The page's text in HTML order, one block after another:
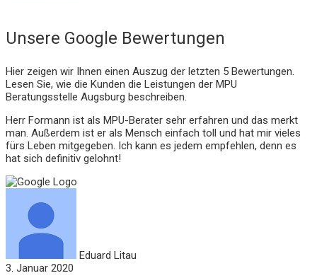
Unsere Google Bewertungen
Hier zeigen wir Ihnen einen Auszug der letzten 5 Bewertungen.
Lesen Sie, wie die Kunden die Leistungen der MPU
Beratungsstelle Augsburg beschreiben.
Herr Formann ist als MPU-Berater sehr erfahren und das merkt
man. Außerdem ist er als Mensch einfach toll und hat mir vieles
fürs Leben mitgegeben. Ich kann es jedem empfehlen, denn es
hat sich definitiv gelohnt!
Eduard Litau
3. Januar 2020